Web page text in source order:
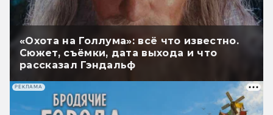
«Охота на Голлума»: всё что известно.
Сюжет, съёмки, дата выхода и что
рассказал Гэндальф
РЕКЛАМА